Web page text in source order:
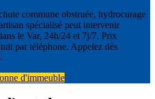
commune obstruée, hydrocurage
spécialisé peut intervenir
le Var, 24h/24 et 7j/7. Prix
par téléphone. Appelez dès
d'immeuble